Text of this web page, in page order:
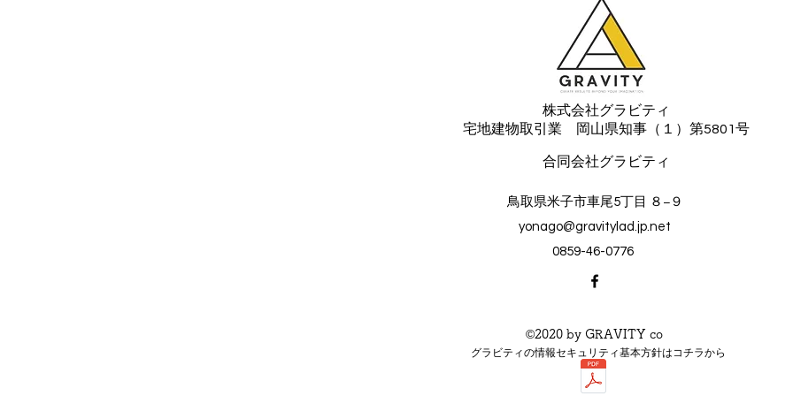
株式会社グラビティ
宅地建物取引業 岡山県知事（１）第5801号
​合同会社グラビティ
鳥取県米子市車尾5丁目 ８−９
yonago@gravitylad.jp.net
0859-46-0776
©2020 by GRAVITY co
グラビティの情報セキュリティ基本方針はコチラから